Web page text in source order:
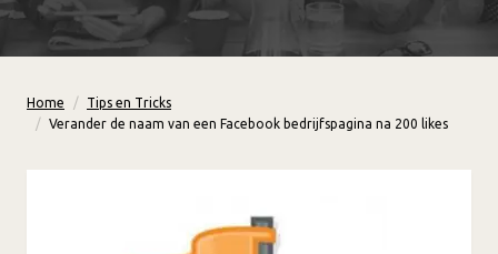
Home
Tips en Tricks
Verander de naam van een Facebook bedrijfspagina na 200 likes